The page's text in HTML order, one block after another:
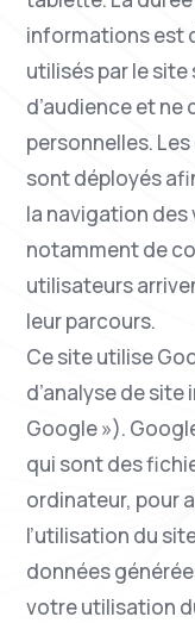
informations est
utilisés par le
d’audience et
personnelles.
sont déployés
la navigation
notamment de
utilisateurs
leur parcours.
Ce site utilise
d’analyse de
Google »).
qui sont des
ordinateur, pour
l’utilisation du
données
votre utilisation